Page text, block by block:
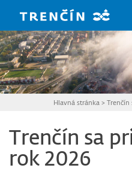
Hlavná stránka > Trenčín
Trenčín sa
rok 2026